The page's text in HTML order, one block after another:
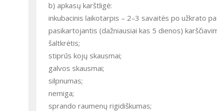
b) apkasų karštligė:
inkubacinis laikotarpis – 2–3 savaitės po užkrato
pasikartojantis (dažniausiai kas 5 dienos)
šaltkrėtis;
stiprūs kojų skausmai;
galvos skausmai;
silpnumas;
nemiga;
sprando raumenų rigidiškumas;